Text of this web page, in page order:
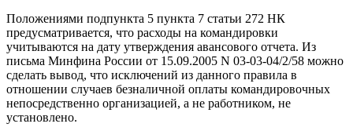
Положениями подпункта 5 пункта 7 статьи 272 НК
предусматривается, что расходы на командировки
учитываются на дату утверждения авансового отчета. Из
письма Минфина России от 15.09.2005 N 03-03-04/2/58 можно
сделать вывод, что исключений из данного правила в
отношении случаев безналичной оплаты командировочных
непосредственно организацией, а не работником, не
установлено.